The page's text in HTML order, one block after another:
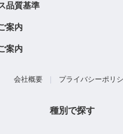
品質基準
案内
案内
会社概要| プライバシーポリ
種別で探す